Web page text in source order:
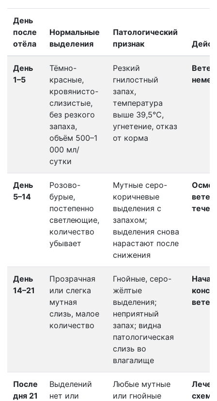
День
после
отёла
Нормальные
выделения
Патологический
признак
День
1–5
Тёмно-
красные,
кровянисто-
слизистые,
без резкого
запаха,
объём 500–1
000 мл/
сутки
Резкий
гнилостный
запах,
температура
выше 39,5°C,
угнетение, отказ
от корма
День
5–14
Розово-
бурые,
постепенно
светлеющие,
количество
убывает
Мутные серо-
коричневые
выделения с
запахом;
выделения снова
нарастают после
снижения
День
14–21
Прозрачная
или слегка
мутная
слизь, малое
количество
Гнойные, серо-
жёлтые
выделения;
неприятный
запах; видна
патологическая
слизь во
влагалище
После
дня 21
Выделений
нет или
Любые мутные
или гнойные
схеме